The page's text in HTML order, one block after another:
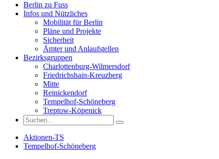
Berlin zu Fuss
Infos und Nützliches
Mobilität für Berlin
Pläne und Projekte
Sicherheit
Ämter und Anlaufstellen
Bezirksgruppen
Charlottenburg-Wilmersdorf
Friedrichshain-Kreuzberg
Mitte
Reinickendorf
Tempelhof-Schöneberg
Treptow-Köpenick
Aktionen-TS
Tempelhof-Schöneberg